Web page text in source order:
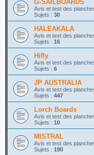
G-SAILBOARDS
Avis et test des
Sujets : 30
HALEAKALA
Avis et test des
Sujets : 16
Hifly
Avis et test des
Sujets : 6
JP AUSTRALIA
Avis et test des
Sujets : 447
Lorch Boards
Avis et test des
Sujets : 10
MISTRAL
Avis et test des
Sujets : 190